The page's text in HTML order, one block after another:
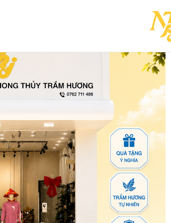
Màu sắc
Đen
Size:
35
Số lượng